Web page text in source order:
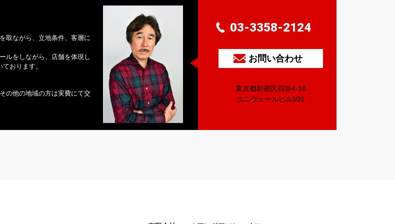
取ながら、立地条件、客層に
ルをしながら、店舗を体現し
おります。
の他の地域の方は実費にて交
03-3358-2124
お問い合わせ
東京都新宿区四谷4-10
ユニヴェールビル101